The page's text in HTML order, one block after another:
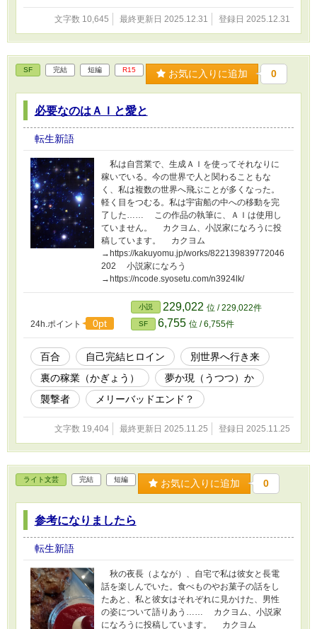
文字数 10,645 最終更新日 2025.12.31 登録日 2025.12.31
SF 完結 短編 R15 お気に入りに追加 0
必要なのはＡＩと愛と
転生新語
私は自営業で、生成ＡＩを使ってそれなりに
稼いでいる。今の世界で人と関わることもな
く、私は複数の世界へ飛ぶことが多くなった。
軽く目をつむる。私は宇宙船の中への移動を完
了した…… この作品の執筆に、ＡＩは使用し
ていません。 カクヨム、小説家になろうに投
稿しています。 カクヨム
→https://kakuyomu.jp/works/822139839772046
202 小説家になろう
→https://ncode.syosetu.com/n3924lk/
24h.ポイント 0pt
小説 229,022 位 / 229,022件
SF 6,755 位 / 6,755件
百合 自己完結ヒロイン
別世界へ行き来
裏の稼業（かぎょう）
夢か現（うつつ）か
襲撃者
メリーバッドエンド？
文字数 19,404 最終更新日 2025.11.25 登録日 2025.11.25
ライト文芸 完結 短編 お気に入りに追加 0
参考になりましたら
転生新語
秋の夜長（よなが）、自宅で私は彼女と長電
話を楽しんでいた。食べものやお菓子の話をし
たあと、私と彼女はそれぞれに見かけた、男性
の姿について語りあう…… カクヨム、小説家
になろうに投稿しています。 カクヨム